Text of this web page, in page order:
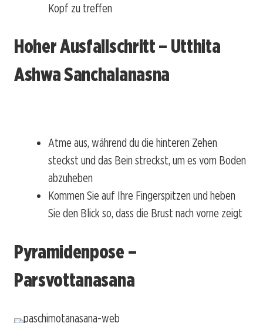
Kopf zu treffen
Hoher Ausfallschritt – Utthita
Ashwa Sanchalanasna
Atme aus, während du die hinteren Zehen
steckst und das Bein streckst, um es vom Boden
abzuheben
Kommen Sie auf Ihre Fingerspitzen und heben
Sie den Blick so, dass die Brust nach vorne zeigt
Pyramidenpose –
Parsvottanasana